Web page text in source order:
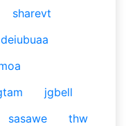
sharevt
deiubuaa
jgbell
sasawe
thw